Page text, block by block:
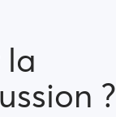
la
?